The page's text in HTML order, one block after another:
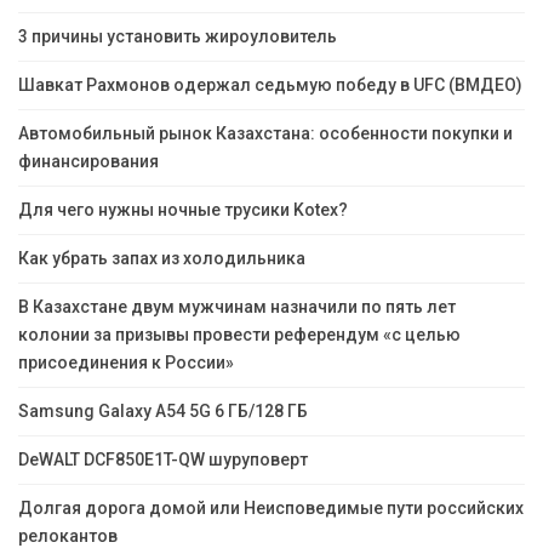
3 причины установить жироуловитель
Шавкат Рахмонов одержал седьмую победу в UFC (ВМДЕО)
Автомобильный рынок Казахстана: особенности покупки и
финансирования
Для чего нужны ночные трусики Kotex?
Как убрать запах из холодильника
В Казахстане двум мужчинам назначили по пять лет
колонии за призывы провести референдум «с целью
присоединения к России»
Samsung Galaxy A54 5G 6 ГБ/128 ГБ
DeWALT DCF850E1T-QW шуруповерт
Долгая дорога домой или Неисповедимые пути российских
релокантов